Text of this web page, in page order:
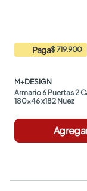
Paga$ 719.900
M+DESIGN
Armario 6 Puertas 2
180x46 x182 Nuez